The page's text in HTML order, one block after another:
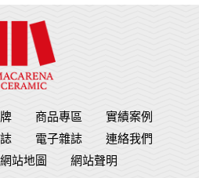
商品專區
實績案例
電子雜誌
連絡我們
網站地圖 網站聲明